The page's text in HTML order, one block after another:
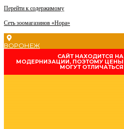
Перейти к содержимому
Сеть зоомагазинов «Нора»
ВОРОНЕЖ
CАЙТ НАХОДИТСЯ НА
МОДЕРНИЗАЦИИ, ПОЭТОМУ ЦЕНЫ
МОГУТ ОТЛИЧАТЬСЯ